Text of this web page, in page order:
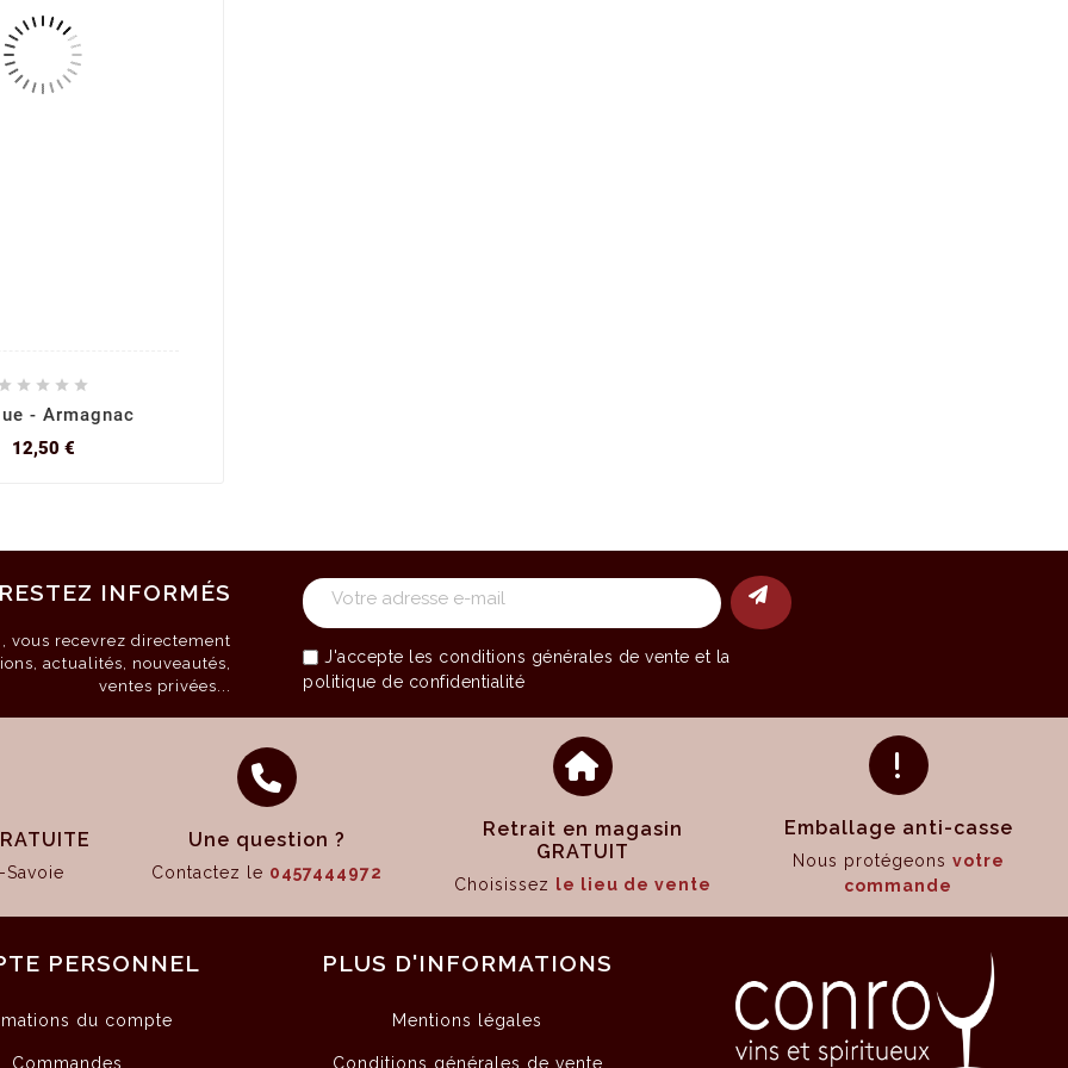
   
- Armagnac
12,50 €Prix
INFORMÉS
vous recevrez directement
actualités, nouveautés,
ventes privées...
J'accepte les conditions générales de vente et la
politique de confidentialité
Une question ?
Contactez le 0457444972
Retrait en magasin
GRATUIT
Choisissez le lieu de vente
Emballage anti-casse
Nous protégeons votre
commande
PERSONNEL
du compte
Commandes
PLUS D'INFORMATIONS
Mentions légales
Conditions générales de vente